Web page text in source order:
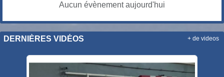
Aucun évènement aujourd'hui
DERNIÈRES VIDÉOS + de videos